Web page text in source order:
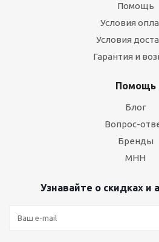
Помощь
Условия
Условия
Гарантия и
Помощь
Блог
Вопрос-
Бренды
МНН
Узнавайте о скидках и